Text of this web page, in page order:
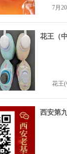
7月
花王（
花王(
西安第